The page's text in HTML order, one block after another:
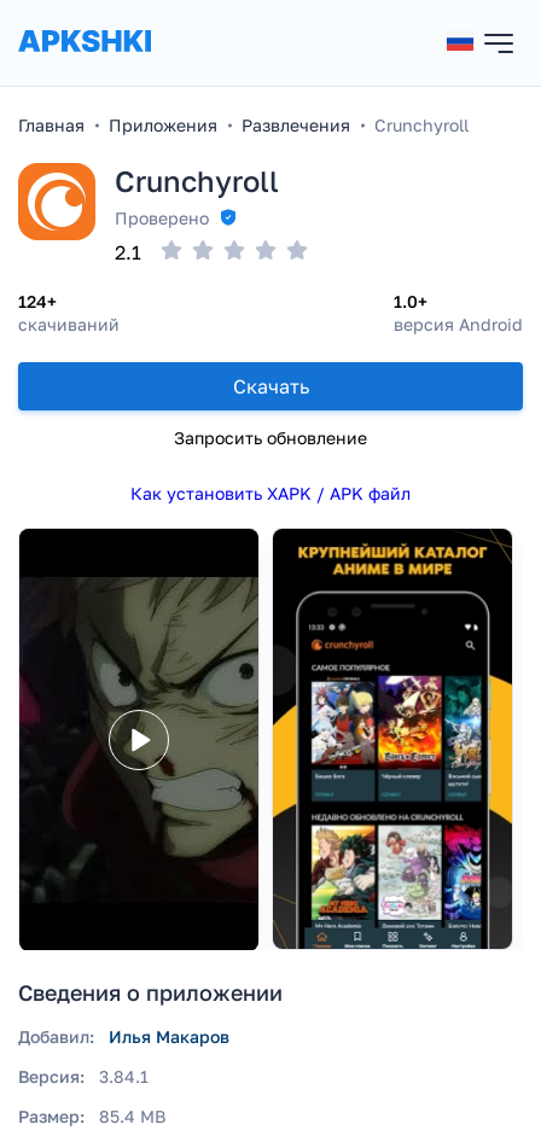
Главная Приложения Развлечения Crunchyroll
Crunchyroll
Проверено
124+
скачиваний
1.0+
версия Android
2.1
Скачать
Запросить обновление
Как установить XAPK / APK файл
Сведения о приложении
Добавил:
Илья Макаров
Версия:
3.84.1
Размер:
85.4 MB